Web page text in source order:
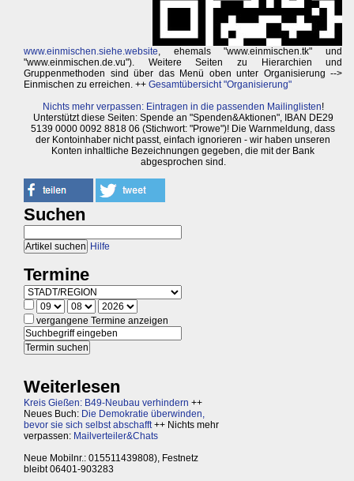
www.einmischen.siehe.website, ehemals "www.einmischen.tk" und
"www.einmischen.de.vu"). Weitere Seiten zu Hierarchien und
Gruppenmethoden sind über das Menü oben unter Organisierung -->
Einmischen zu erreichen. ++ Gesamtübersicht "Organisierung"
Nichts mehr verpassen: Eintragen in die passenden Mailinglisten!
Unterstützt diese Seiten: Spende an "Spenden&Aktionen", IBAN DE29
5139 0000 0092 8818 06 (Stichwort: "Prowe")! Die Warnmeldung, dass
der Kontoinhaber nicht passt, einfach ignorieren - wir haben unseren
Konten inhaltliche Bezeichnungen gegeben, die mit der Bank
abgesprochen sind.
Suchen
Hilfe
Termine
vergangene Termine anzeigen
Weiterlesen
Kreis Gießen: B49-Neubau verhindern ++
Neues Buch: Die Demokratie überwinden,
bevor sie sich selbst abschafft++ Nichts mehr
verpassen: Mailverteiler&Chats
Neue Mobilnr.: 015511439808), Festnetz
bleibt 06401-903283